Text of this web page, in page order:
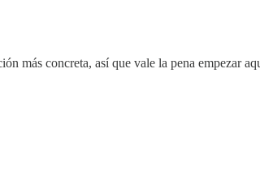
más concreta, así que vale la pena empezar